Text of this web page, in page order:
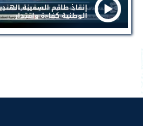
إنقاذ طاقم السفينة
الوطنية كفاءة واقتدار